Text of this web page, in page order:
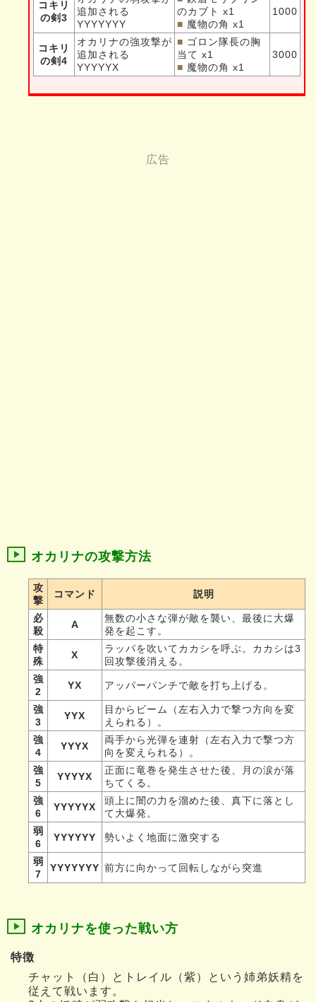
コキリ
の剣3
追加される
YYYYYYY
のカブト x1
■ 魔物の角 x1
1000
コキリ
の剣4
オカリナの強攻撃が
追加される
YYYYYX
■ ゴロン隊長の胸
当て x1
■ 魔物の角 x1
3000
オカリナの攻撃方法
攻
撃
コマンド 説明
必
殺
A
無数の小さな弾が敵を襲い、最後に大爆
発を起こす。
特
殊
X
ラッパを吹いてカカシを呼ぶ。カカシは3
回攻撃後消える。
強
2
YX アッパーパンチで敵を打ち上げる。
強
3
YYX
目からビーム（左右入力で撃つ方向を変
えられる）。
強
4
YYYX
両手から光弾を連射（左右入力で撃つ方
向を変えられる）。
強
5
YYYYX
正面に竜巻を発生させた後、月の涙が落
ちてくる。
強
6
YYYYYX
頭上に闇の力を溜めた後、真下に落とし
て大爆発。
弱
6
YYYYYY 勢いよく地面に激突する
弱
7
YYYYYYY 前方に向かって回転しながら突進
オカリナを使った戦い方
特徴
チャット（白）とトレイル（紫）という姉弟妖精を
従えて戦います。